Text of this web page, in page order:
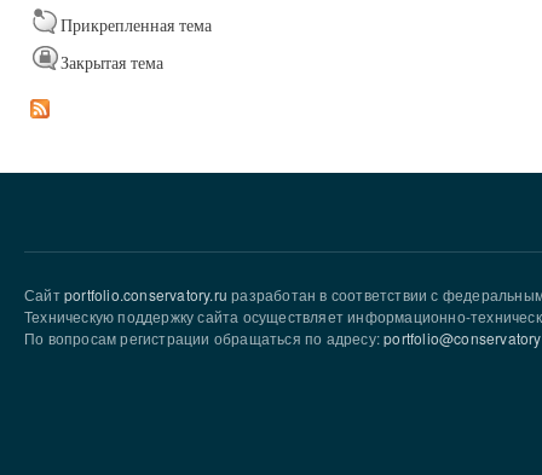
Прикрепленная тема
Закрытая тема
Сайтportfolio.conservatory.ru разработан в соответствии с
Техническую поддержку сайта осуществляет информационно-
По вопросам регистрации обращаться по адресу: